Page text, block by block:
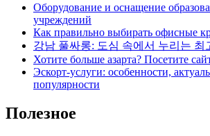
Оборудование и оснащение
учреждений
Как правильно выбирать офисные
강남 풀싸롱: 도심 속에서 누리는 최
Хотите больше азарта? Посетите
Эскорт-услуги: особенности,
популярности
Полезное